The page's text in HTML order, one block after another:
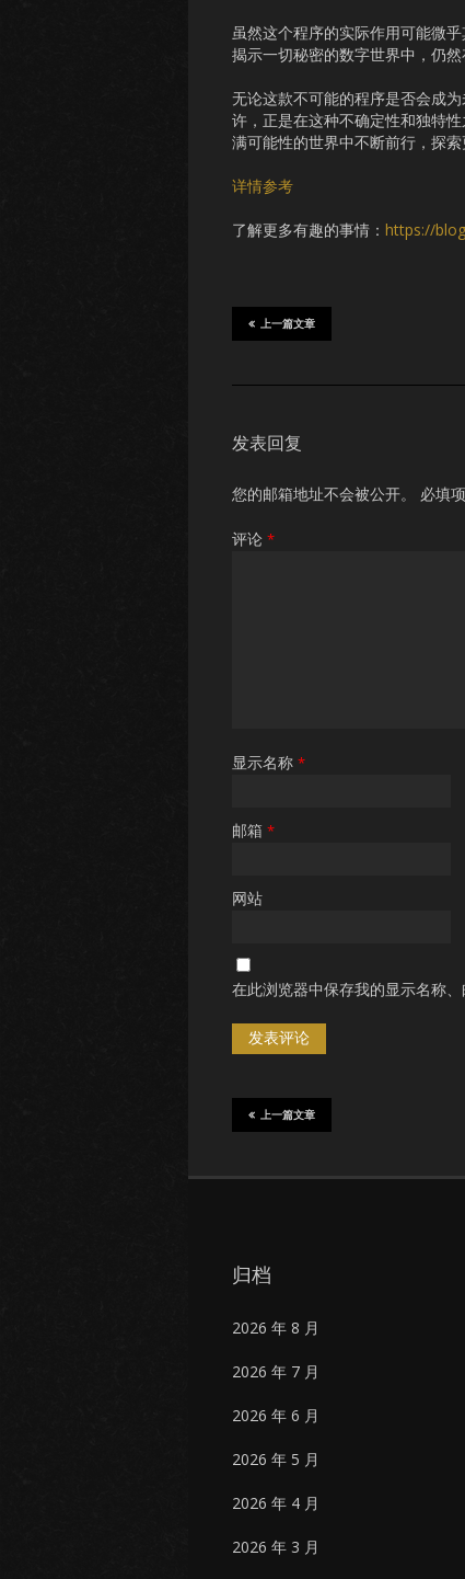
虽然这个程序的实际作用可能微
揭示一切秘密的数字世界中，仍
无论这款不可能的程序是否会成
许，正是在这种不确定性和独特
满可能性的世界中不断前行，探索
详情参考
了解更多有趣的事情： https://
上一篇文章
发表回复
您的邮箱地址不会被公开。 必填
评论 *
显示名称 *
邮箱 *
网站
在此浏览器中保存我的显示名称
上一篇文章
归档
2026 年 8 月
2026 年 7 月
2026 年 6 月
2026 年 5 月
2026 年 4 月
2026 年 3 月